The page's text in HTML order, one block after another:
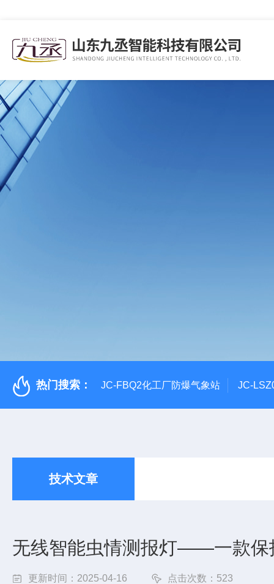
热门搜索： JC-FBQ2化工厂防爆气象站 JC-
技术文章
无线智能虫情测报灯——一款保
更新时间：2025-04-16 点击次数：523